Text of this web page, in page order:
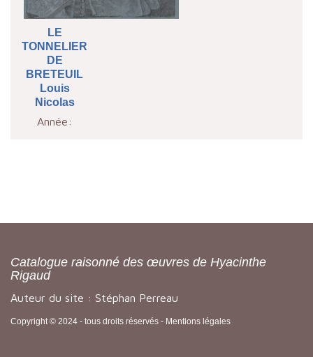
LE
TONNELIER
DE
BRETEUIL
Louis
Nicolas
Année:
Catalogue raisonné des œuvres de Hyacinthe
Rigaud
Auteur du site : Stéphan Perreau
Copyright © 2024 - tous droits réservés - Mentions légales